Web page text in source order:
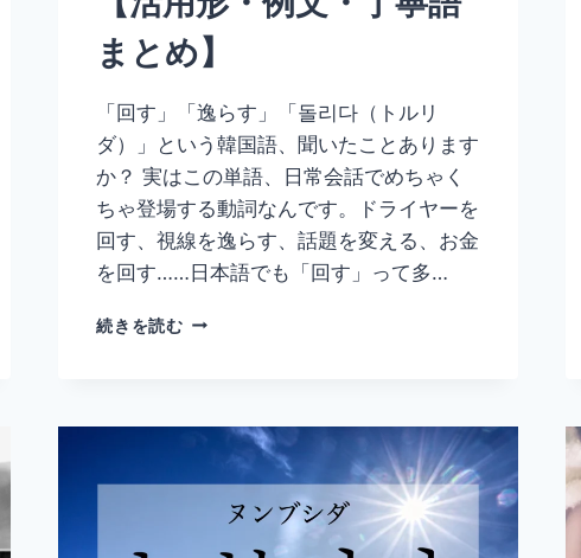
丁
寧
語
と
め】
まとめ】
「回す」「逸らす」「돌리다（トルリ
ダ）」という韓国語、聞いたことあります
か？ 実はこの単語、日常会話でめちゃく
ちゃ登場する動詞なんです。ドライヤーを
回す、視線を逸らす、話題を変える、お金
を回す……日本語でも「回す」って多…
続きを読む韓